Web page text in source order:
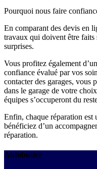
Pourquoi nous faire
En comparant des devis en
travaux qui doivent être faits
surprises.
Vous profitez également
confiance évalué par vos
contacter des garages, vous
dans le garage de votre
équipes s’occuperont du
Enfin, chaque réparation est
bénéficiez d’un
réparation.
Autobutler